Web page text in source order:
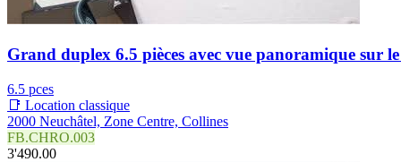
Grand duplex 6.5 pièces avec vue panoramique sur
6.5 pces
📑 Location classique
2000 Neuchâtel, Zone Centre, Collines
FB.CHRO.003
3'490.00